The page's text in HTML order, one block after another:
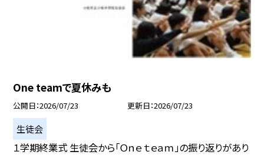
One teamで夏休みも
公開日 2026/07/23 更新日 2026/07/23
生徒会
１学期終業式 生徒会から「Ｏｎｅ ｔｅａｍ」の振り返りがあり